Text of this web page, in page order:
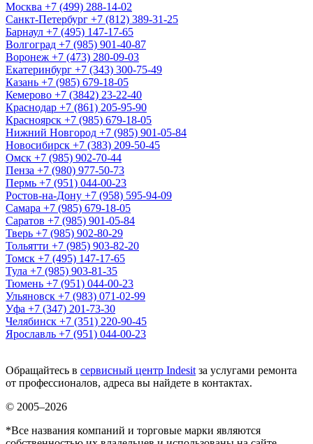
Москва +7 (499) 288-14-02
Санкт-Петербург +7 (812) 389-31-25
Барнаул +7 (495) 147-17-65
Волгоград +7 (985) 901-40-87
Воронеж +7 (473) 280-09-03
Екатеринбург +7 (343) 300-75-49
Казань +7 (985) 679-18-05
Кемерово +7 (3842) 23-22-40
Краснодар +7 (861) 205-95-90
Красноярск +7 (985) 679-18-05
Нижний Новгород +7 (985) 901-05-84
Новосибирск +7 (383) 209-50-45
Омск +7 (985) 902-70-44
Пенза +7 (980) 977-50-73
Пермь +7 (951) 044-00-23
Ростов-на-Дону +7 (958) 595-94-09
Самара +7 (985) 679-18-05
Саратов +7 (985) 901-05-84
Тверь +7 (985) 902-80-29
Тольятти +7 (985) 903-82-20
Томск +7 (495) 147-17-65
Тула +7 (985) 903-81-35
Тюмень +7 (951) 044-00-23
Ульяновск +7 (983) 071-02-99
Уфа +7 (347) 201-73-30
Челябинск +7 (351) 220-90-45
Ярославль +7 (951) 044-00-23
Обращайтесь в сервисный центр Indesit за услугами ремонта
от профессионалов, адреса вы найдете в контактах.
© 2005–2026
*Все названия компаний и торговые марки являются